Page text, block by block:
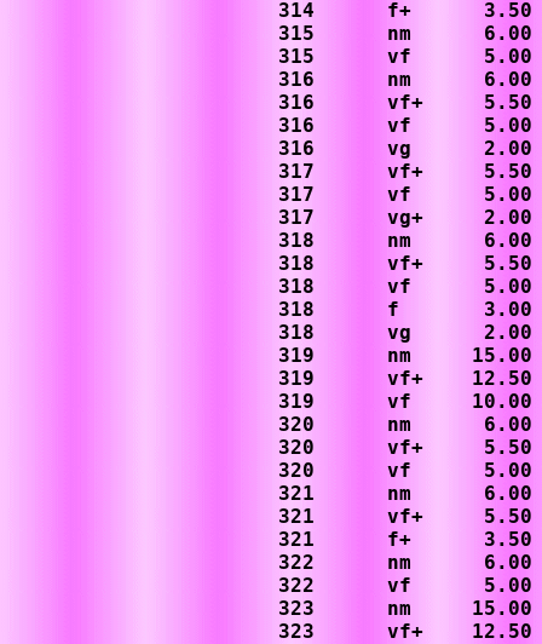
314      f+      3.50
315      nm      6.00
315      vf      5.00
316      nm      6.00
316      vf+     5.50
316      vf      5.00
316      vg      2.00
317      vf+     5.50
317      vf      5.00
317      vg+     2.00
318      nm      6.00
318      vf+     5.50
318      vf      5.00
318      f       3.00
318      vg      2.00
319      nm     15.00
319      vf+    12.50
319      vf     10.00
320      nm      6.00
320      vf+     5.50
320      vf      5.00
321      nm      6.00
321      vf+     5.50
321      f+      3.50
322      nm      6.00
322      vf      5.00
323      nm     15.00
323      vf+    12.50